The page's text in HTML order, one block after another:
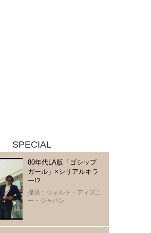
SPECIAL
80年代LA版「ゴシップ
ガール」×シリアルキラ
ー!?
提供：ウォルト・ディズニ
ー・ジャパン